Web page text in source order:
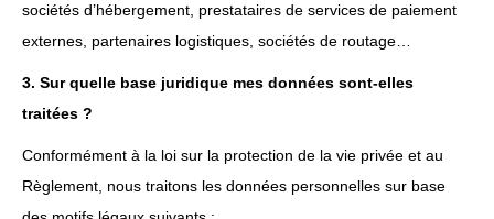
sociétés d’hébergement, prestataires de services de paiement
externes, partenaires logistiques, sociétés de routage…
3. Sur quelle base juridique mes données sont-elles
traitées ?
Conformément à la loi sur la protection de la vie privée et au
Règlement, nous traitons les données personnelles sur base